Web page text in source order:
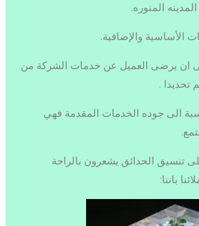
المنوره.
الأساسية والإضافية.
ان يرضى العميل عن خدمات الشركة من
تحديدا .
الى جوده الخدمات المقدمة فهي
تنسيق الحدائق يشعرون بالراحة
باننا: